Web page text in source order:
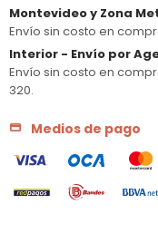
Montevideo y Zona
Envío sin costo en
Interior - Envío por
Envío sin costo en
320.
Medios de pago